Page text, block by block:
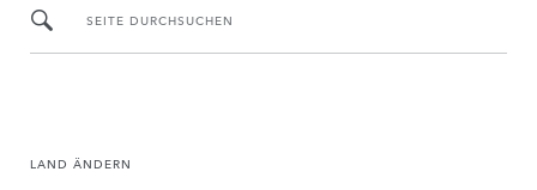
SEITE DURCHSUCHEN
LAND ÄNDERN